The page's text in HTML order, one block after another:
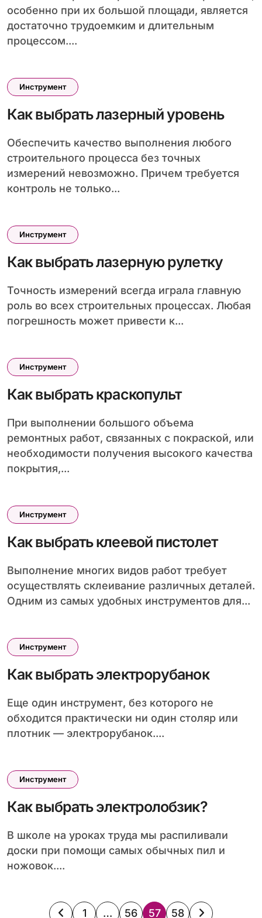
особенно при их большой площади, является
достаточно трудоемким и длительным
процессом....
Инструмент
Как выбрать лазерный уровень
Обеспечить качество выполнения любого
строительного процесса без точных
измерений невозможно. Причем требуется
контроль не только...
Инструмент
Как выбрать лазерную рулетку
Точность измерений всегда играла главную
роль во всех строительных процессах. Любая
погрешность может привести к...
Инструмент
Как выбрать краскопульт
При выполнении большого объема
ремонтных работ, связанных с покраской, или
необходимости получения высокого качества
покрытия,...
Инструмент
Как выбрать клеевой пистолет
Выполнение многих видов работ требует
осуществлять склеивание различных деталей.
Одним из самых удобных инструментов для...
Инструмент
Как выбрать электрорубанок
Еще один инструмент, без которого не
обходится практически ни один столяр или
плотник — электрорубанок....
Инструмент
Как выбрать электролобзик?
В школе на уроках труда мы распиливали
доски при помощи самых обычных пил и
ножовок....
1 … 56 57 58